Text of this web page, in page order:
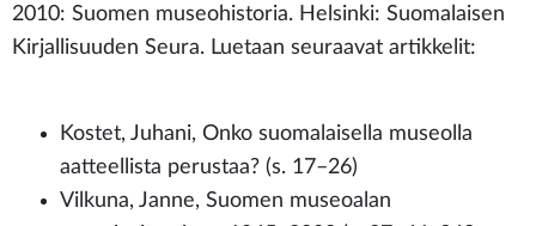
2010: Suomen museohistoria. Helsinki: Suomalaisen
Kirjallisuuden Seura. Luetaan seuraavat artikkelit:
Kostet, Juhani, Onko suomalaisella museolla
aatteellista perustaa? (s. 17–26)
Vilkuna, Janne, Suomen museoalan